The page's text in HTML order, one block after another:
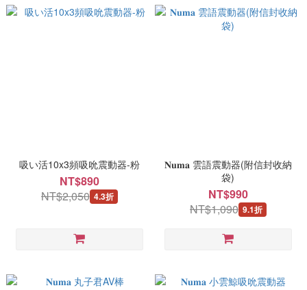
吸い活10x3頻吸吮震動器-粉
NT$890
NT$2,050 4.3折
𝐍𝐮𝐦𝐚 雲語震動器(附信封收納
袋)
NT$990
NT$1,090 9.1折